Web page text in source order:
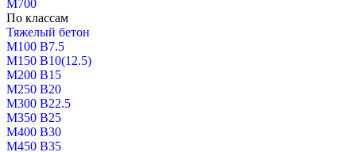
М700
По классам
Тяжелый бетон
М100 В7.5
М150 В10(12.5)
М200 В15
М250 В20
М300 В22.5
М350 В25
М400 В30
М450 В35